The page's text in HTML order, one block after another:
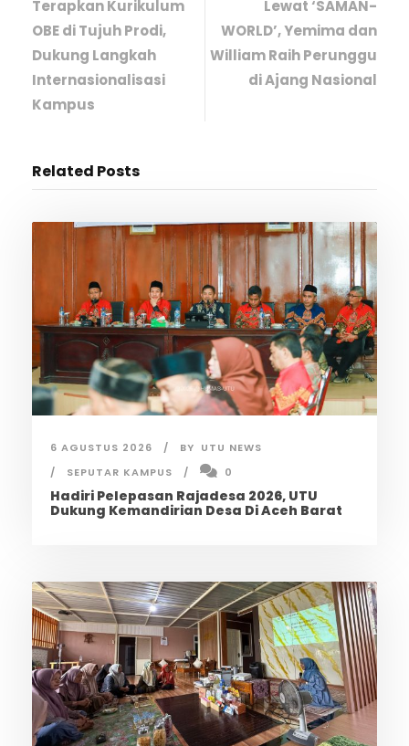
Terapkan Kurikulum
OBE di Tujuh Prodi,
Dukung Langkah
Internasionalisasi
Kampus
Lewat ‘SAMAN-
WORLD’, Yemima dan
William Raih Perunggu
di Ajang Nasional
Related Posts
6 AGUSTUS 2026 BY UTU NEWS
SEPUTAR KAMPUS
0
Hadiri Pelepasan Rajadesa 2026, UTU
Dukung Kemandirian Desa Di Aceh Barat